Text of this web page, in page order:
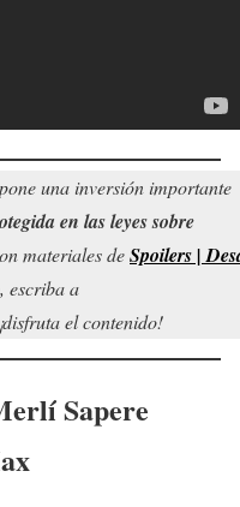
una inversión importante
en las leyes sobre
materiales deSpoilers |
escriba a
el contenido!
Sapere